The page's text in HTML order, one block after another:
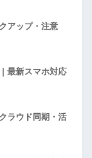
アップ・注意
最新スマホ対応
ラウド同期・活